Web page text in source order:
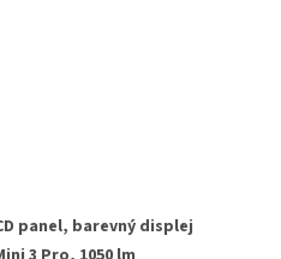
panel, barevný displej